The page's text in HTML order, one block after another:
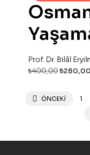
Prof. Dr. Bilâl
₺400,00₺280,00
ÖNCEKI 1